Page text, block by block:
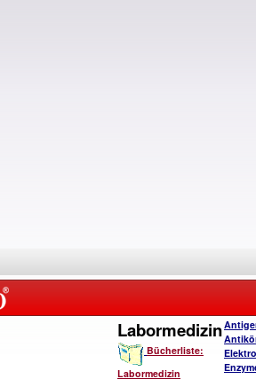
Labormedizin
Bücherliste:
Labormedizin